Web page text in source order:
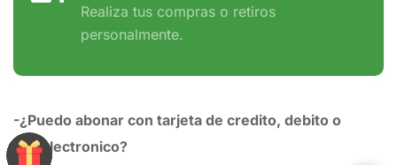
Realiza tus compras o retiros
personalmente.
-¿Puedo abonar con tarjeta de credito, debito o
link electronico?